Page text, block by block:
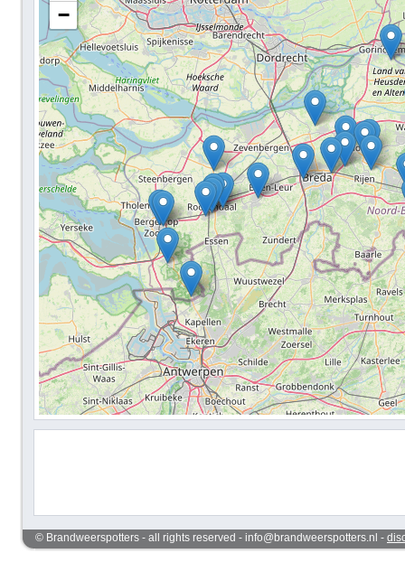
−
© Brandweerspotters - all rights reserved - info@brandweerspotters.nl -